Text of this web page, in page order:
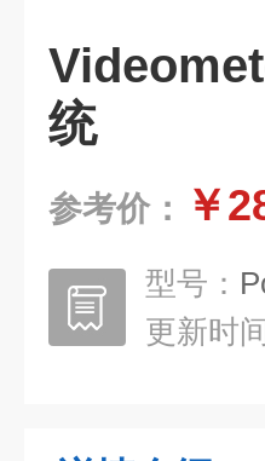
统
参考价： ￥
型号：
更新时